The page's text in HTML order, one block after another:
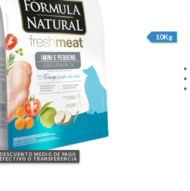
DESCUENTO MEDIO DE PAGO
EFECTIVO O TRANSFERENCIA
10Kg